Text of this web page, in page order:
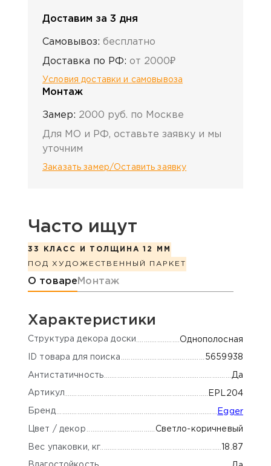
Доставим за 3 дня
Самовывоз: бесплатно
Доставка по РФ: от 2000₽
Условия доставки и самовывоза
Монтаж
Замер: 2000 руб. по Москве
Для МО и РФ, оставьте заявку и мы
уточним
Заказать замер/Оставить заявку
Часто ищут
33 КЛАСС И ТОЛЩИНА 12 ММ
ПОД ХУДОЖЕСТВЕННЫЙ ПАРКЕТ
Информация о товаре
О товаре Монтаж
Характеристики
Cтруктура декора доски Однополосная
ID товара для поиска 5659938
Антистатичность Да
Артикул EPL204
Бренд Egger
Цвет / декор Светло-коричневый
Вес упаковки, кг 18.87